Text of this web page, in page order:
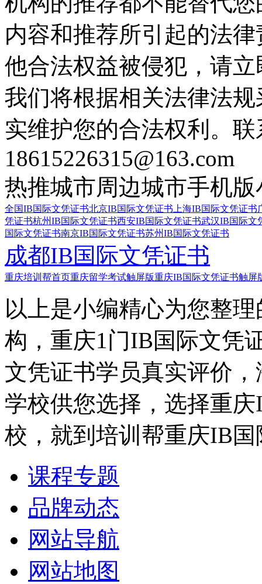
内容和推荐所引起的法
他合法权益被侵犯，请
我们将根据相关法律法
实维护您的合法权利。
18615226315@163.com
热推城市周边城市手机版
全国IB国际文凭证书北京IB国际文凭证书 上海IB国际文凭证书
凭证书杭州IB国际文凭证书西安IB国际文凭证书武汉IB国际文
国际文凭证书南京IB国际文凭证书苏州IB国际文凭证书
成都IB国际文凭证书
重庆培训帮首页重庆留学考试触屏版重庆IB国际文凭证书触屏
以上是小编精心为您整
构，重庆1门IB国际文凭
文凭证书学员真实评价
学校供您选择，选择重
校，就到培训帮重庆IB
课程专题
品牌动态
网站导航
网站地图